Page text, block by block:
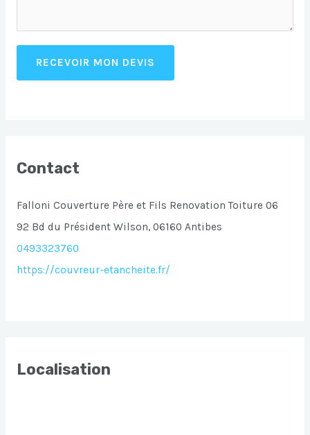
RECEVOIR MON DEVIS
Contact
Falloni Couverture Père et Fils Renovation Toiture 06
92 Bd du Président Wilson, 06160 Antibes
0493323760
https://couvreur-etancheite.fr/
Localisation